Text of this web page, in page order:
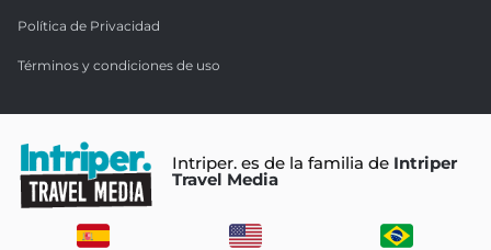
Política de Privacidad
Términos y condiciones de uso
Intriper. es de la familia de Intriper
Travel Media